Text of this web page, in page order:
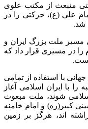
منبعث از مکتب علوی
علی (ع)، حرکتی را در
شد.
مسیر ملت بزرگ ایران و
را در مسیری قرار داد که
با استفاده از تمامی
را با ایران اسلامی آغاز
شوند، ملت مبعوث
کبیر(ره) و امام خامنه
اند، هرگز بر زمین